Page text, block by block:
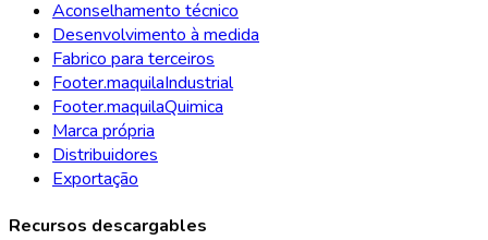
Aconselhamento técnico
Desenvolvimento à medida
Fabrico para terceiros
Footer.maquilaIndustrial
Footer.maquilaQuimica
Marca própria
Distribuidores
Exportação
Recursos descargables